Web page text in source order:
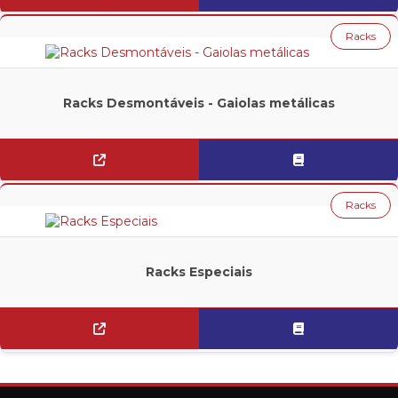
DRIVE IN
MEZANINOS
PALLETS
PALETE (PALLET) METÁLICO
PALLET (PALETE) DE MADEIRA
RACKS DE AUTO ENCAIXE
Racks Desmontáveis - Gaiolas metálicas
Racks
Racks Especiais
Racks